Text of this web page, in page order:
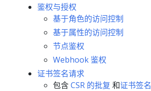
鉴权与授权
基于角色的访问控制
基于属性的访问控制
节点鉴权
Webhook 鉴权
证书签名请求
包含CSR 的批复 和证书签名